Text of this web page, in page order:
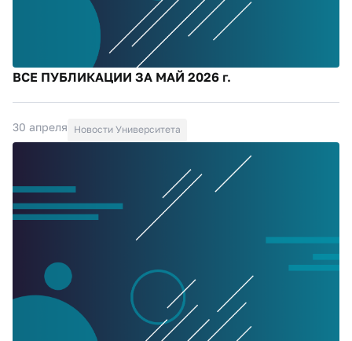
ВСЕ ПУБЛИКАЦИИ ЗА МАЙ 2026 г.
30 апреля Новости Университета